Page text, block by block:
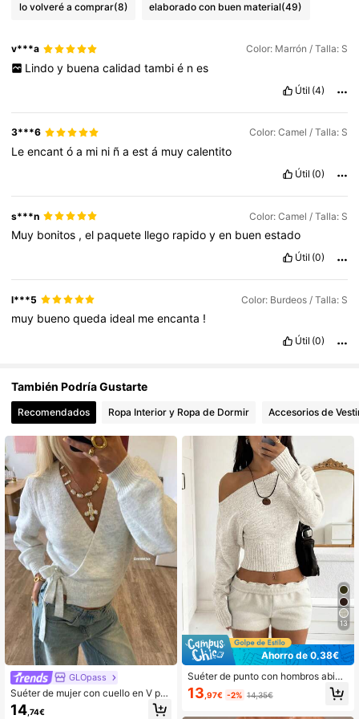
4,67 18K Seguidores
4,67 18K Seguidores
4,67 18K Seguidores
4,67
lo volveré a comprar(8) elaborado con buen material(49)
v***a Color: Marrón / Talla: S
Lindo y buena calidad tambi é n es
Útil (4)
3***6 Color: Camel / Talla: S
Leencantóa mi ni ñaestá muycalentito
Útil (0)
s***n Color: Camel / Talla: S
Muy bonitos ,el paquete llego rapidoyen buenestado
Útil (0)
l***5 Color: Burdeos / Talla: S
muy buenoqueda ideal meencanta !
Útil (0)
También Podría Gustarte
Recomendados Ropa Interior y Ropa de Dormir Accesorios de
GLOpass
Suéter de mujer con cuello en V pro
fundo cruzado, manga larga y diseñ
o de lazo, cintura ajustada, top de p
14 ,74€
13
Ahorro de 0,38€
Suéter de punto con hombros abiert
os y descubiertos, cómodo y elegan
te, adecuado para citas, reuniones
13 ,97€ -2% 14,35€